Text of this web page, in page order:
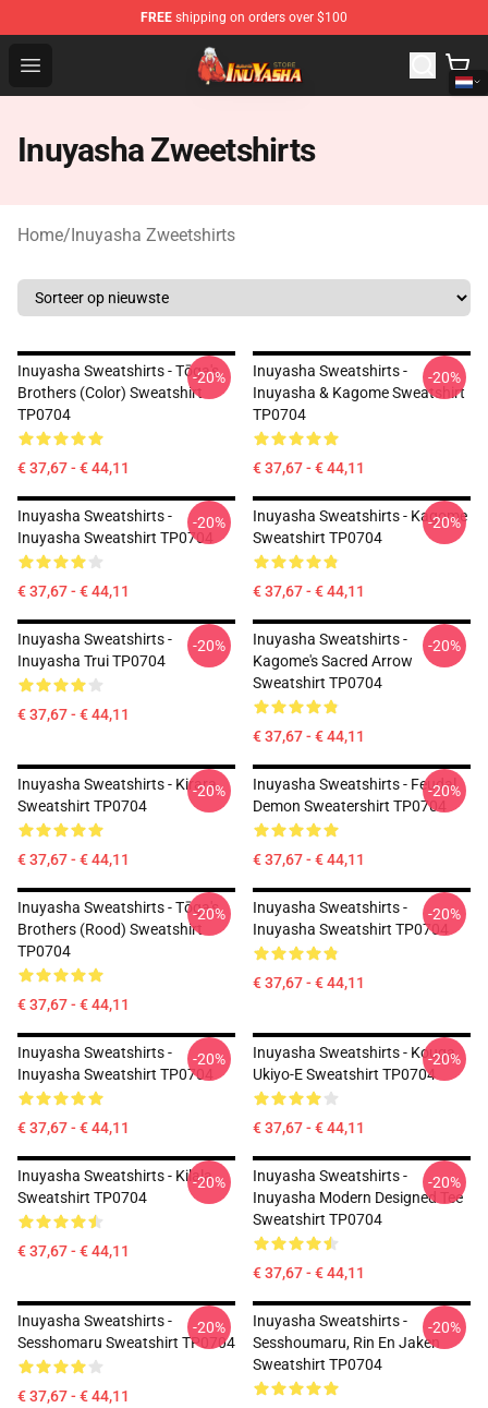
FREE shipping on orders over $100
Open menu
Inuyasha Store - Official Inuyasha Merchandise Shop
Inuyasha Zweetshirts
Home/Inuyasha Zweetshirts
Inuyasha Sweatshirts - Tōga's
Brothers (color) Sweatshirt
TP0704
€ 37,67 - € 44,11
-20%
Inuyasha Sweatshirts -
Inuyasha & Kagome Sweatshirt
TP0704
€ 37,67 - € 44,11
-20%
Inuyasha Sweatshirts -
Inuyasha Sweatshirt TP0704
€ 37,67 - € 44,11
-20%
Inuyasha Sweatshirts - Kagome
Sweatshirt TP0704
€ 37,67 - € 44,11
-20%
Inuyasha Sweatshirts -
Inuyasha Trui TP0704
€ 37,67 - € 44,11
-20%
Inuyasha Sweatshirts -
Kagome's Sacred Arrow
Sweatshirt TP0704
€ 37,67 - € 44,11
-20%
Inuyasha Sweatshirts - Kirara
Sweatshirt TP0704
€ 37,67 - € 44,11
-20%
Inuyasha Sweatshirts - Feudal
Demon Sweatershirt TP0704
€ 37,67 - € 44,11
-20%
Inuyasha Sweatshirts - Tōga's
Brothers (rood) Sweatshirt
TP0704
€ 37,67 - € 44,11
-20%
Inuyasha Sweatshirts -
Inuyasha Sweatshirt TP0704
€ 37,67 - € 44,11
-20%
Inuyasha Sweatshirts -
Inuyasha Sweatshirt TP0704
€ 37,67 - € 44,11
-20%
Inuyasha Sweatshirts - Kouga
Ukiyo-E Sweatshirt TP0704
€ 37,67 - € 44,11
-20%
Inuyasha Sweatshirts - Kilala
Sweatshirt TP0704
€ 37,67 - € 44,11
-20%
Inuyasha Sweatshirts -
Inuyasha Modern Designed Tee
Sweatshirt TP0704
€ 37,67 - € 44,11
-20%
Inuyasha Sweatshirts -
Sesshomaru Sweatshirt TP0704
€ 37,67 - € 44,11
-20%
Inuyasha Sweatshirts -
Sesshoumaru, Rin En Jaken
Sweatshirt TP0704
-20%